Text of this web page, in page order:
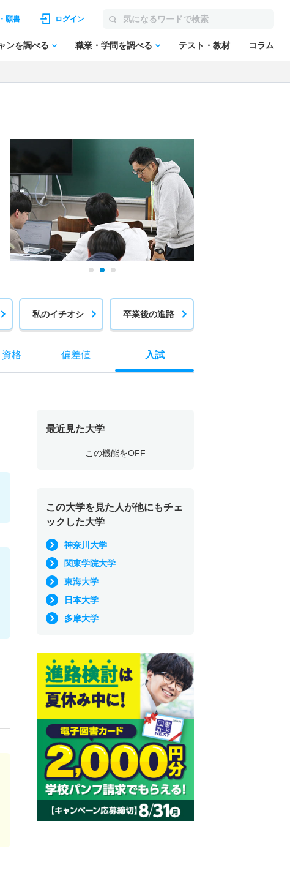
願書 ログイン
ンを調べる 職業・学問を調べる テスト・教材 コラム
私のイチオシ 卒業後の進路
資格 偏差値 入試
最近見た大学
この機能をOFF
この大学を見た人が他にもチェ
ックした大学
神奈川大学
関東学院大学
東海大学
日本大学
多摩大学